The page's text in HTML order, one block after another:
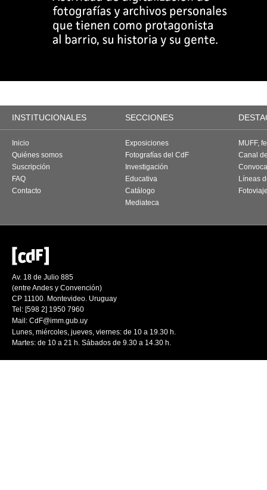
INSTITUCIONALES SECCIONES
Inicio
Quiénes somos
Suscripción
FAQ
Contacto
Exposiciones
Fotografías del CdF
Investigación
Educativa
Catálogo
Mediateca
MUFF,
Canal
Líneas
Av. 18 de Julio 885
(entre Andes y Convención)
CP 11100. Montevideo. Uruguay
Tel: [598 2] 1950 7960
Mail: CdF@imm.gub.uy
Lunes, miércoles, jueves, viernes: de 10 a 19.30 h.
Martes: de 10 a 21 h. Sábados de 9.30 a 14.30 h.